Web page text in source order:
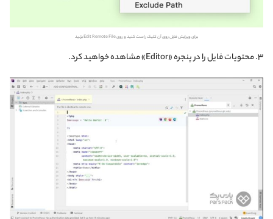
برای ویرایش فایل روی آن کلیک راست کنید و روی Edit Remote File بزنید
۳. محتویات فایل را در پنجره «Editor» مشاهده خواهید کرد.